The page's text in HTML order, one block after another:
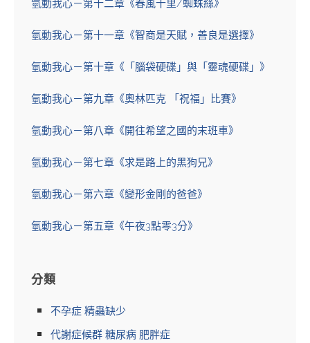
氫動我心－第十二章《春風十里/蜘蛛絲》
氫動我心－第十一章《智商是天賦，善良是選擇》
氫動我心－第十章《「腦袋硬碟」與「靈魂硬碟」》
氫動我心－第九章《奧林匹克 「祝福」比賽》
氫動我心－第八章《開往希望之國的末班車》
氫動我心－第七章《求是路上的黑狗兄》
氫動我心－第六章《變形金剛的爸爸》
氫動我心－第五章《午夜3點零3分》
分類
不孕症 精蟲缺少
代謝症候群 糖尿病 肥胖症